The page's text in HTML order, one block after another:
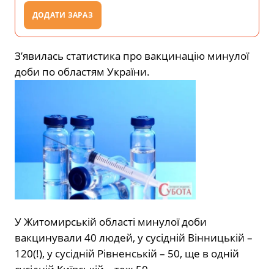
ДОДАТИ ЗАРАЗ
З’явилась статистика про вакцинацію минулої
доби по областям України.
У Житомирській області минулої доби
вакцинували 40 людей, у сусідній Вінницькій –
120(!), у сусідній Рівненській – 50, ще в одній